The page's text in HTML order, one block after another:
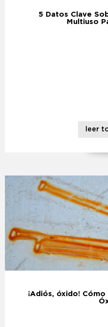
5 Datos Clave
Multiuso
leer
¡Adiós, óxido!